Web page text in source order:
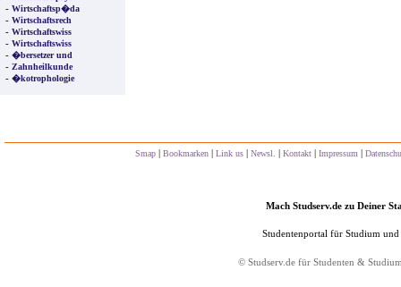
- Wirtschaftsp�da
- Wirtschaftsrech
- Wirtschaftswiss
- Wirtschaftswiss
- �bersetzer und
- Zahnheilkunde
- �kotrophologie
Smap | Bookmarken | Link us | Newsl. | Kontakt | Impressum |
Mach Studserv.de zu Deiner
Studentenportal für Studium
© Studserv.de für Studenten &